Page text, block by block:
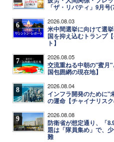
「ザ・リバティ」9月号
6 2026.08.03
米中間選挙に向けて選
国を抑え込むトランプ
ト】
7 2026.08.05
交流重ねる中朝の"蜜月
国包囲網の現在地】
8 2026.08.04
インフラ開発のために"
の運命【チャイナリスク
9 2026.08.08
防衛省が想定通り、「
題は「隊員集め」で、
難